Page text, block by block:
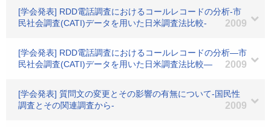
[学会発表] RDD電話調査におけるコールレコードの分析-市
民社会調査(CATI)データを用いた日米調査法比較-
2009
[学会発表] RDD電話調査におけるコールレコードの分析―市
民社会調査(CATI)データを用いた日米調査法比較―
2009
[学会発表] 質問文の変更とその影響の有無について-国民性
調査とその関連調査から-
2009